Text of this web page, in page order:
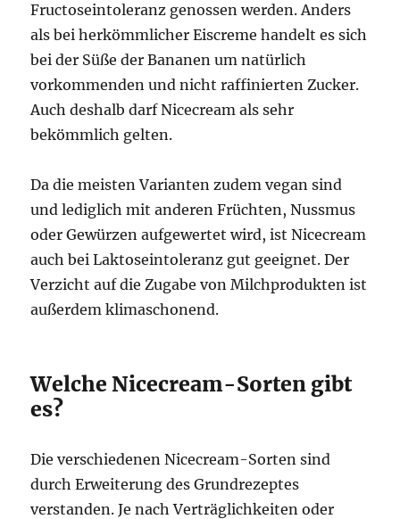
Fructoseintoleranz genossen werden. Anders
als bei herkömmlicher Eiscreme handelt es sich
bei der Süße der Bananen um natürlich
vorkommenden und nicht raffinierten Zucker.
Auch deshalb darf Nicecream als sehr
bekömmlich gelten.
Da die meisten Varianten zudem vegan sind
und lediglich mit anderen Früchten, Nussmus
oder Gewürzen aufgewertet wird, ist Nicecream
auch bei Laktoseintoleranz gut geeignet. Der
Verzicht auf die Zugabe von Milchprodukten ist
außerdem klimaschonend.
Welche Nicecream-Sorten gibt
es?
Die verschiedenen Nicecream-Sorten sind
durch Erweiterung des Grundrezeptes
verstanden. Je nach Verträglichkeiten oder